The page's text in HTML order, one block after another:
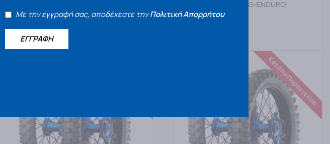
85,00€
ΔΙΑΒΑΣΤΕ ΠΕΡΙΣΣΟΤΕΡΑ
ΕΛΑΣΤΙΚΑ MOTOCROSS-ENDURO
85,00
Κατόπιν Παραγγελίας
Με την εγγραφή σας, αποδέχεστε τηνΠολιτική Απορρήτου
ΕΓΓΡΑΦΗ